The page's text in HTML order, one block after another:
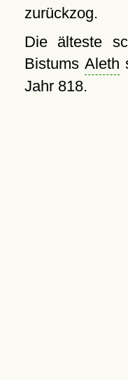
zurückzog.
Die älteste
Bistums Aleth
Jahr 818.